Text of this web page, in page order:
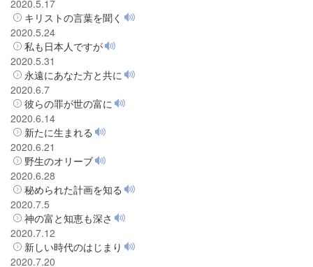
2020.5.17
キリストの言葉を聞く
2020.5.24
私も日本人ですが
2020.5.31
永遠にあなた方と共に
2020.6.7
彼らの罪が世の富に
2020.6.14
新たに生まれる
2020.6.21
野生のオリーブ
2020.6.28
秘められた計画を知る
2020.7.5
神の富と知恵も深さ
2020.7.12
新しい時代のはじまり
2020.7.20